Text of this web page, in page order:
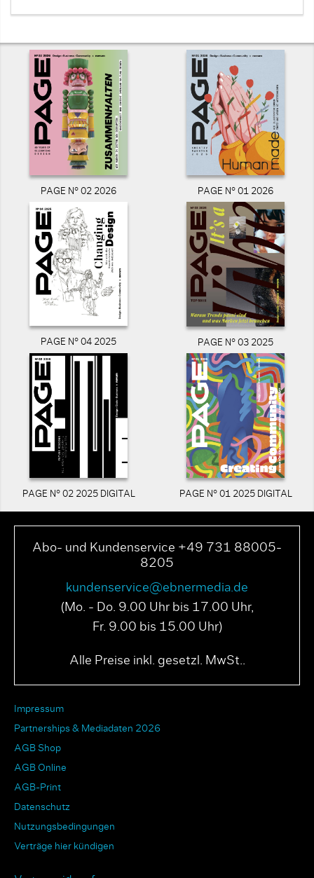
PAGE N° 02 2026 PAGE N° 01 2026
PAGE N° 04 2025 PAGE N° 03 2025
PAGE N° 02 2025 DIGITAL PAGE N° 01 2025 DIGITAL
Abo- und Kundenservice +49 731 88005-
8205
kundenservice@ebnermedia.de
(Mo. - Do. 9.00 Uhr bis 17.00 Uhr,
Fr. 9.00 bis 15.00 Uhr)
Alle Preise inkl. gesetzl. MwSt..
Impressum
Partnerships & Mediadaten 2026
AGB Shop
AGB Online
AGB-Print
Datenschutz
Nutzungsbedingungen
Verträge hier kündigen